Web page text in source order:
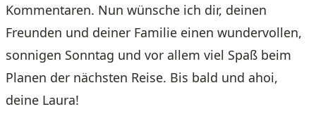
Kommentaren. Nun wünsche ich dir, deinen
Freunden und deiner Familie einen wundervollen,
sonnigen Sonntag und vor allem viel Spaß beim
Planen der nächsten Reise. Bis bald und ahoi,
deine Laura!